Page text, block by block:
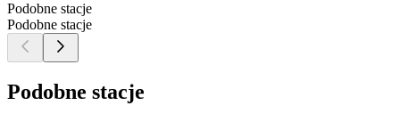
Podobne stacje
Podobne stacje
Podobne stacje